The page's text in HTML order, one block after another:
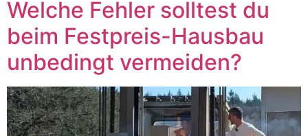
Welche Fehler solltest du
beim Festpreis-Hausbau
unbedingt vermeiden?